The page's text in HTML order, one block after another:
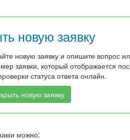
новую заявку
новую заявку и опишите вопрос
заявки, который отображается
статуса ответа онлайн.
новую заявку
можно: